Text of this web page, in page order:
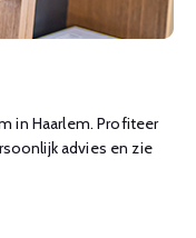
in Haarlem. Profiteer
advies en zie